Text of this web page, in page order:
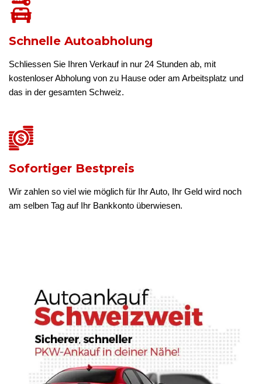
Schnelle Autoabholung
Schliessen Sie Ihren Verkauf in nur 24 Stunden ab, mit
kostenloser Abholung von zu Hause oder am Arbeitsplatz und
das in der gesamten Schweiz.
Sofortiger Bestpreis
Wir zahlen so viel wie möglich für Ihr Auto, Ihr Geld wird noch
am selben Tag auf Ihr Bankkonto überwiesen.